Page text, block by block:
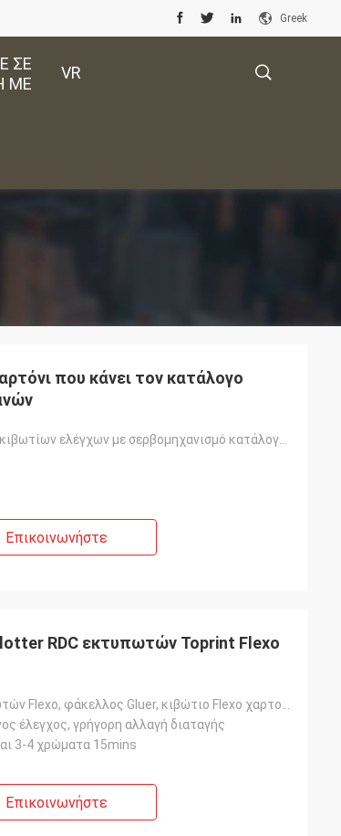
Greek
ΣΕ
ΜΕ
VR
που κάνει τον κατάλογο
Επικοινωνήστε
RDC εκτυπωτών Toprint Flexo
έλεγχος, γρήγορη αλλαγή διαταγής
3-4 χρώματα 15mins
Επικοινωνήστε